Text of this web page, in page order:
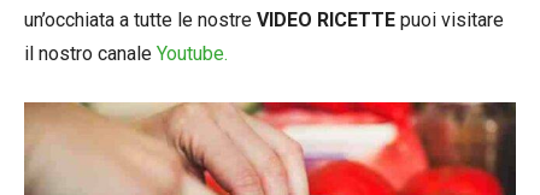
un’occhiata a tutte le nostre VIDEO RICETTE puoi visitare
il nostro canale Youtube.